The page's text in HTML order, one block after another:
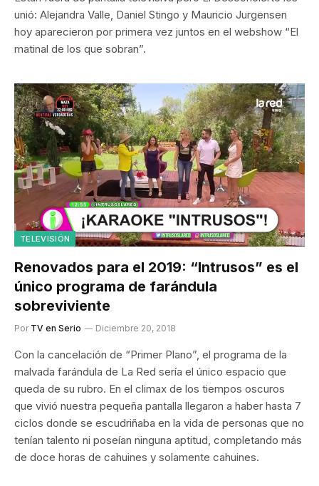
unió: Alejandra Valle, Daniel Stingo y Mauricio Jurgensen
hoy aparecieron por primera vez juntos en el webshow “El
matinal de los que sobran”.
TELEVISIÓN
Renovados para el 2019: “Intrusos” es el
único programa de farándula
sobreviviente
Por TV en Serio Diciembre 20, 2018
Con la cancelación de “Primer Plano”, el programa de la
malvada farándula de La Red sería el único espacio que
queda de su rubro. En el climax de los tiempos oscuros
que vivió nuestra pequeña pantalla llegaron a haber hasta 7
ciclos donde se escudriñaba en la vida de personas que no
tenían talento ni poseían ninguna aptitud, completando más
de doce horas de cahuines y solamente cahuines.